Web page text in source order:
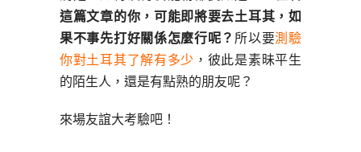
這篇文章的你，可能即將要去土耳其，如
果不事先打好關係怎麼行呢？ 所以要測驗
你對土耳其了解有多少 ，彼此是素昧平生
的陌生人，還是有點熟的朋友呢？
來場友誼大考驗吧！